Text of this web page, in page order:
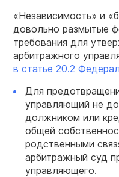
«Независимость» и
довольно размытые
требования для
арбитражного
в статье 20.2
Для
управляющий не
должником или
общей
родственными
арбитражный суд
управляющего.